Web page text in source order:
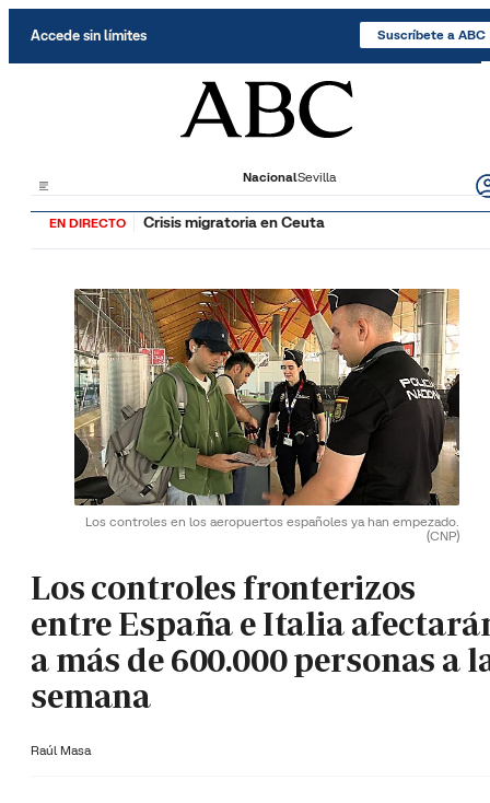
Accede sin límites Suscríbete a ABC
NacionalSevilla
EN DIRECTO Crisis migratoria en Ceuta
Los controles en los aeropuertos españoles ya han empezado.
(CNP)
Los controles fronterizos
entre España e Italia
a más de 600.000 personas a
semana
Raúl Masa